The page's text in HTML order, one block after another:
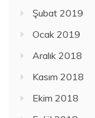
Şubat 2019
Ocak 2019
Aralık 2018
Kasım 2018
Ekim 2018